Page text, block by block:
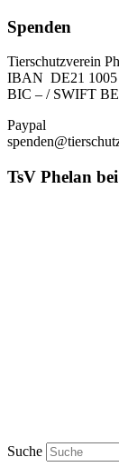
Spenden
Tierschutzverein
IBAN DE21 1005
BIC – / SWIFT
Paypal
TsV Phelan
Suche